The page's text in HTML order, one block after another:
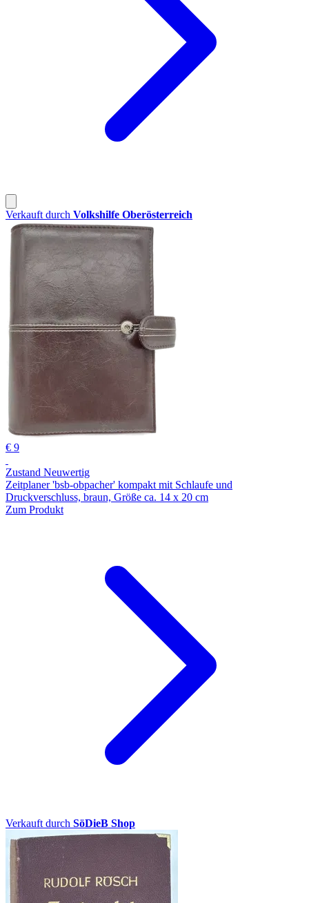
Verkauft durch Volkshilfe Oberösterreich
€ 9
Zustand Neuwertig
Zeitplaner 'bsb-obpacher' kompakt mit Schlaufe und
Druckverschluss, braun, Größe ca. 14 x 20 cm
Zum Produkt
Verkauft durch SöDieB Shop